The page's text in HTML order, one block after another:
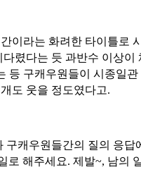
이라는 화려한 타이틀로
렸다는 듯 과반수 이상이
등 구캐우원들이 시종일관
도 웃을 정도였다고.
구캐우원들간의 질의 응답
로 해주세요. 제발~, 남의